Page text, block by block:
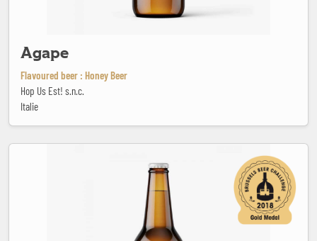
Agape
Flavoured beer : Honey Beer
Hop Us Est! s.n.c.
Italie